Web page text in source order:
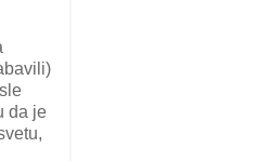
da je